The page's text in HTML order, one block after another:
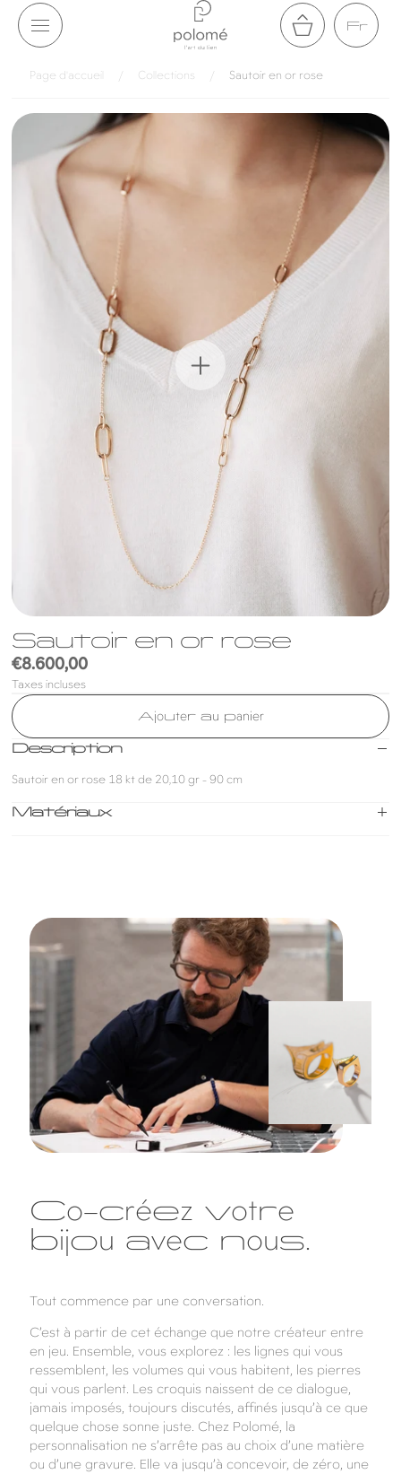
Aller au
contenu
Panier Fr
Page d'accueil / Collections / Sautoir en or rose
Sautoir en or rose
Prix
habituel
€8.600,00
Taxes incluses
Ajouter au panier
Description
Sautoir en or rose 18 kt de 20,10 gr - 90 cm
Matériaux
Co-créez votre
bijou avec nous.
Tout commence par une conversation.
C’est à partir de cet échange que notre créateur entre
en jeu. Ensemble, vous explorez : les lignes qui vous
ressemblent, les volumes qui vous habitent, les pierres
qui vous parlent. Les croquis naissent de ce dialogue,
jamais imposés, toujours discutés, affinés jusqu’à ce que
quelque chose sonne juste. Chez Polomé, la
personnalisation ne s’arrête pas au choix d’une matière
ou d’une gravure. Elle va jusqu’à concevoir, de zéro, une